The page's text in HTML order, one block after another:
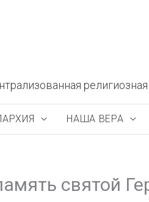
НАША ВЕРА
святой